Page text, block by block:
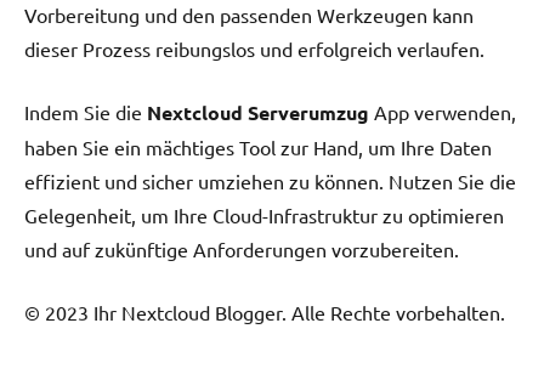
Vorbereitung und den passenden Werkzeugen kann
dieser Prozess reibungslos und erfolgreich verlaufen.
Indem Sie die Nextcloud Serverumzug App verwenden,
haben Sie ein mächtiges Tool zur Hand, um Ihre Daten
effizient und sicher umziehen zu können. Nutzen Sie die
Gelegenheit, um Ihre Cloud-Infrastruktur zu optimieren
und auf zukünftige Anforderungen vorzubereiten.
© 2023 Ihr Nextcloud Blogger. Alle Rechte vorbehalten.